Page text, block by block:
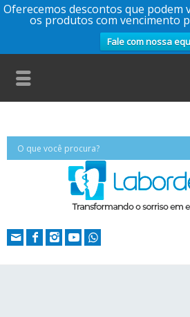
Oferecemos descontos que podem
os produtos com vencimento
Fale com nossa